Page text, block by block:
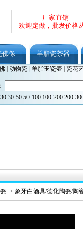
厂家直销
欢迎定做，批发价格
佛像 羊脂瓷茶器
| 动物瓷| 羊脂玉瓷壶| 瓷花
30-50 50-100 100-200 200-
-> 象牙白酒具/德化陶瓷/陶